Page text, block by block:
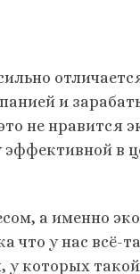
и
не нравится
в
а именно
что у нас всё-
у которых